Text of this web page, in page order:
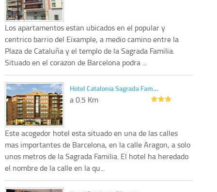
Los apartamentos estan ubicados en el popular y
centrico barrio del Eixample, a medio camino entre la
Plaza de Cataluña y el templo de la Sagrada Familia.
Situado en el corazon de Barcelona podra ...
Hotel Catalonia Sagrada Fam…
a 0.5 Km
Este acogedor hotel esta situado en una de las calles
mas importantes de Barcelona, en la calle Aragon, a solo
unos metros de la Sagrada Familia. El hotel ha heredado
el nombre de la calle en la qu...